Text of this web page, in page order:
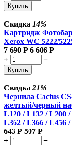
Купить
Скидка 14%
Картридж
Xerox WC 5222/
7 690 Р 6 606 Р
+
−
Купить
Скидка 21%
Чернила Cactus
желтый/черный
L120 / L132 / L200
L362 / L366 / L456
643 Р 507 Р
+
−